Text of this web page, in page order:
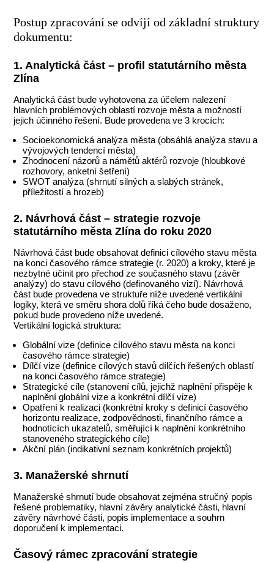
Postup zpracování se odvíjí od základní struktury
dokumentu:
1. Analytická část – profil statutárního města
Zlína
Analytická část bude vyhotovena za účelem nalezení
hlavních problémových oblastí rozvoje města a možností
jejich účinného řešení. Bude provedena ve 3 krocích:
Socioekonomická analýza města (obsáhlá analýza stavu a
vývojových tendencí města)
Zhodnocení názorů a námětů aktérů rozvoje (hloubkové
rozhovory, anketní šetření)
SWOT analýza (shrnutí silných a slabých stránek,
příležitostí a hrozeb)
2. Návrhová část – strategie rozvoje
statutárního města Zlína do roku 2020
Návrhová část bude obsahovat definici cílového stavu města
na konci časového rámce strategie (r. 2020) a kroky, které je
nezbytné učinit pro přechod ze současného stavu (závěr
analýzy) do stavu cílového (definovaného vizí). Návrhová
část bude provedena ve struktuře níže uvedené vertikální
logiky, která ve směru shora dolů říká čeho bude dosaženo,
pokud bude provedeno níže uvedené.
Vertikální logická struktura:
Globální vize (definice cílového stavu města na konci
časového rámce strategie)
Dílčí vize (definice cílových stavů dílčích řešených oblastí
na konci časového rámce strategie)
Strategické cíle (stanovení cílů, jejichž naplnění přispěje k
naplnění globální vize a konkrétní dílčí vize)
Opatření k realizaci (konkrétní kroky s definicí časového
horizontu realizace, zodpovědnosti, finančního rámce a
hodnotících ukazatelů, směřující k naplnění konkrétního
stanoveného strategického cíle)
Akční plán (indikativní seznam konkrétních projektů)
3. Manažerské shrnutí
Manažerské shrnutí bude obsahovat zejména stručný popis
řešené problematiky, hlavní závěry analytické části, hlavní
závěry návrhové části, popis implementace a souhrn
doporučení k implementaci.
Časový rámec zpracování strategie